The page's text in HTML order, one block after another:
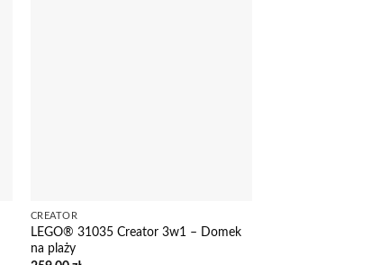
CREATOR
LEGO® 31035 Creator 3w1 – Domek
na plaży